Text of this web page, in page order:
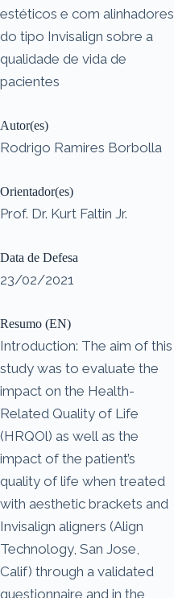
estéticos e com alinhadores
do tipo Invisalign sobre a
qualidade de vida de
pacientes
Autor(es)
Rodrigo Ramires Borbolla
Orientador(es)
Prof. Dr. Kurt Faltin Jr.
Data de Defesa
23/02/2021
Resumo (EN)
Introduction: The aim of this
study was to evaluate the
impact on the Health-
Related Quality of Life
(HRQOl) as well as the
impact of the patient’s
quality of life when treated
with aesthetic brackets and
Invisalign aligners (Align
Technology, San Jose,
Calif) through a validated
questionnaire and in the